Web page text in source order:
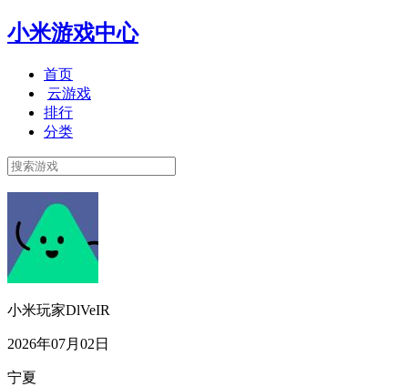
小米游戏中心
首页
云游戏
排行
分类
小米玩家DlVeIR
2026年07月02日
宁夏